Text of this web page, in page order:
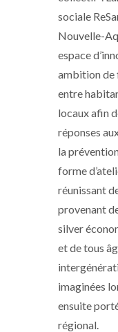
sociale
Nouvelle-
espace
ambition de
entre
locaux afin
réponses
la
forme
réunissant
provenant
silver
et de tous
imaginées
ensuite
régional.